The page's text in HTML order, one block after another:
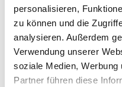
personalisieren,
zu können und die
analysieren. Außerdem
Verwendung unserer
soziale Medien, Werbung
Partner führen diese